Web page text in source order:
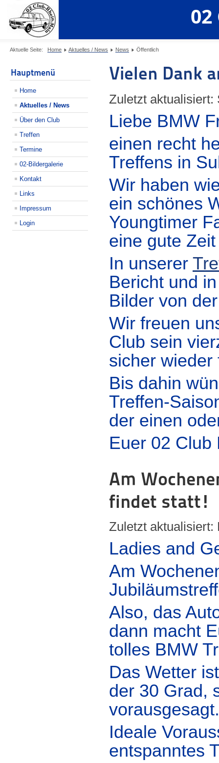
02
Aktuelle Seite: Home Aktuelles / News News Öffentlich
Hauptmenü
Home
Aktuelles / News
Über den Club
Treffen
Termine
02-Bildergalerie
Kontakt
Links
Impressum
Login
Vielen Dank
Zuletzt aktualisiert:
Liebe BMW
einen recht
Treffens in
Wir haben
ein schönes
Youngtimer
eine gute
In unserer
Bericht und
Bilder von
Wir freuen
Club sein
sicher wieder
Bis dahin
Treffen-
der einen
Euer 02 Club
Am
findet statt!
Zuletzt aktualisiert:
Ladies and
Am
Also, das
dann macht
tolles BMW
Das Wetter
der 30 Grad,
vorausgesagt.
Ideale
entspanntes